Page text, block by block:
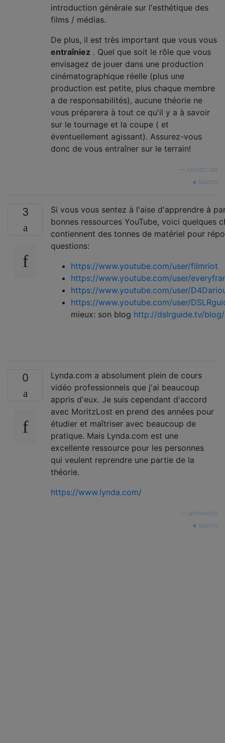
introduction générale sur l'esthétique des
films / médias.
De plus, il est très important que vous vous
entraîniez . Quel que soit le rôle que vous
envisagez de jouer dans une production
cinématographique réelle (plus une
production est petite, plus chaque membre
a de responsabilités), aucune théorie ne
vous préparera à tout ce qu'il y a à savoir
sur le tournage et la coupe ( et
éventuellement agissant). Assurez-vous
donc de vous entraîner sur le terrain!
MoritzLost
source
3
Si vous vous sentez à l'aise d'apprendre à
bonnes ressources YouTube, voici quelques
contiennent des tonnes de matériel pour
questions:
https://www.youtube.com/user/filmriot
https://www.youtube.com/user/
https://www.youtube.com/user/
https://www.youtube.com/user/
mieux: son blog http://dslrguide.tv/blog/
0
Lynda.com a absolument plein de cours
vidéo professionnels que j'ai beaucoup
appris d'eux. Je suis cependant d'accord
avec MoritzLost en prend des années pour
étudier et maîtriser avec beaucoup de
pratique. Mais Lynda.com est une
excellente ressource pour les personnes
qui veulent reprendre une partie de la
théorie.
https://www.lynda.com/
iamlukeyb
source